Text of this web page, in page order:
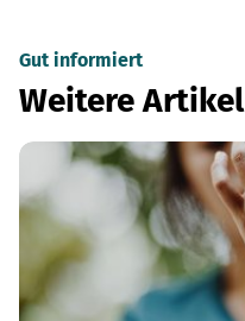
Gut informiert
Weitere Artikel